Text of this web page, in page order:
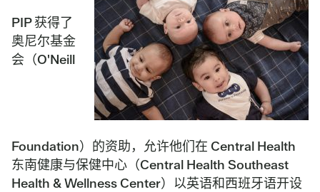
PIP 获得了
奥尼尔基金
会（O'Neill
Foundation）的资助，允许他们在 Central Health
东南健康与保健中心（Central Health Southeast
Health & Wellness Center）以英语和西班牙语开设